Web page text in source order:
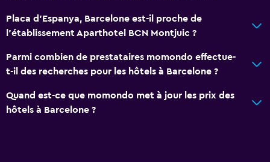
Placa d'Espanya, Barcelone est-il proche de
l'établissement Aparthotel BCN Montjuic ?
Parmi combien de prestataires momondo effectue-
t-il des recherches pour les hôtels à Barcelone ?
Quand est-ce que momondo met à jour les prix des
hôtels à Barcelone ?